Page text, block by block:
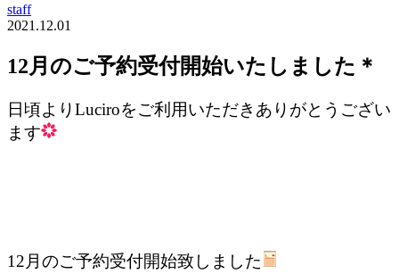
staff
2021.12.01
12月のご予約受付開始いたしました＊
日頃よりLuciroをご利用いただきありがとうござい
ます
12月のご予約受付開始致しました